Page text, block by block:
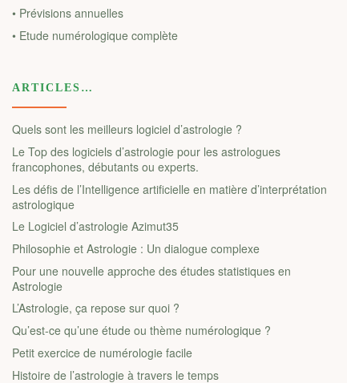
• Prévisions annuelles
• Etude numérologique complète
ARTICLES…
Quels sont les meilleurs logiciel d’astrologie ?
Le Top des logiciels d’astrologie pour les astrologues
francophones, débutants ou experts.
Les défis de l’Intelligence artificielle en matière d’interprétation
astrologique
Le Logiciel d’astrologie Azimut35
Philosophie et Astrologie : Un dialogue complexe
Pour une nouvelle approche des études statistiques en
Astrologie
L’Astrologie, ça repose sur quoi ?
Qu’est-ce qu’une étude ou thème numérologique ?
Petit exercice de numérologie facile
Histoire de l’astrologie à travers le temps